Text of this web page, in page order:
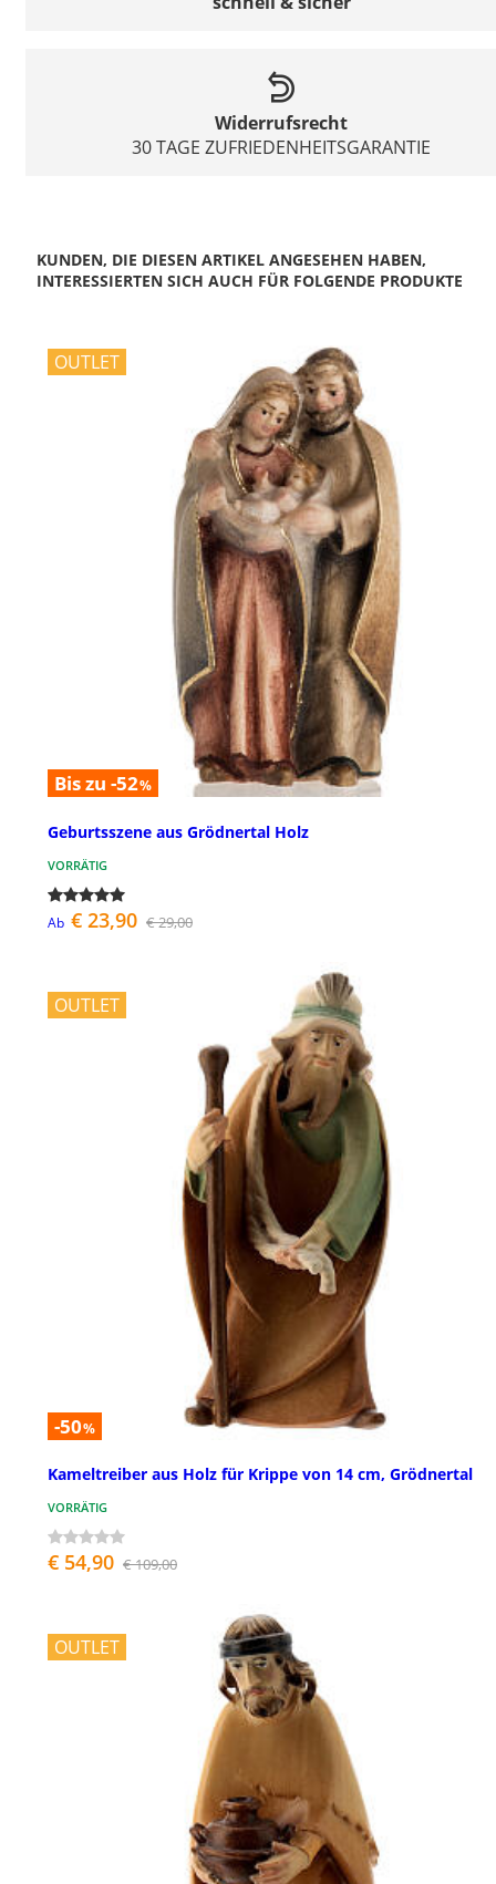
Widerrufsrecht
30 TAGE ZUFRIEDENHEITSGARANTIE
KUNDEN, DIE DIESEN ARTIKEL ANGESEHEN HABEN,
INTERESSIERTEN SICH AUCH FÜR FOLGENDE PRODUKTE
OUTLET
Bis zu -52%
Geburtsszene aus Grödnertal Holz
VORRÄTIG
Ab € 23,90 € 29,00
OUTLET
-50%
Kameltreiber aus Holz für Krippe von 14 cm, Grödnertal
VORRÄTIG
€ 54,90 € 109,00
OUTLET